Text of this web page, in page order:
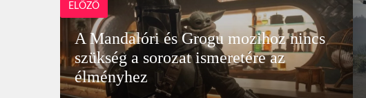
ELŐZŐ
A Mandalóri és Grogu mozihoz nincs
szükség a sorozat ismeretére az
élményhez